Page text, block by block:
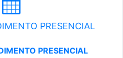
PRESENCIAL
PRESENCIAL